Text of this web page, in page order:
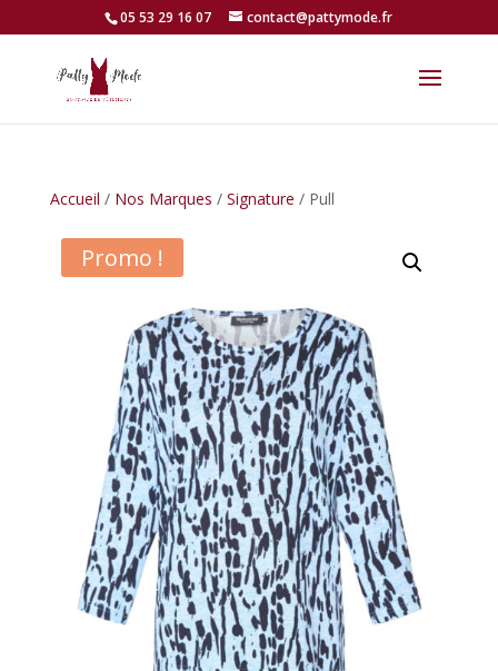
05 53 29 16 07 contact@pattymode.fr
Accueil / Nos Marques / Signature / Pull
Promo !